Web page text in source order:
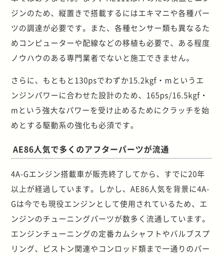
ジンのため、縦置きで搭載するにはエキマニや各種パー
ツの調達が必要です。また、各種センサー類も異なるた
めコンピューターや配線などの移植も必要で、ある程度
ノウハウのある専門業者でないと施工できません。
さらに、もともと130psでわずか15.2kgf・mというエ
ンジンパワーに合わせた設計のため、165ps/16.5kgf・
mという強大なパワーを受け止めるためにクラッチを始
めとする駆動系の強化も必須です。
AE86人気で多くのアフターパーツが流通
4A-Gエンジン搭載車が販売終了してから、すでに20年
以上が経過しています。しかし、AE86人気を背景に4A-
Gは今でも現役エンジンとして使用されているため、エ
ンジンのチューニングパーツが数多く流通しています。
エンジンチューニングの定番カムシャフトやバルブスプ
リング、ピストン関連やコンロッド類まで一通りのパー